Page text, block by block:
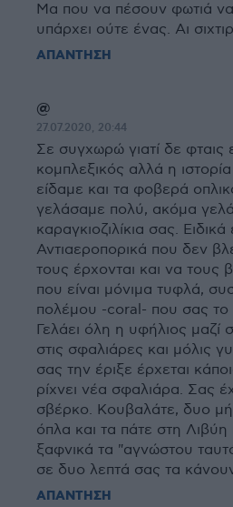
Μα που να πέσουν φωτιά
υπάρχει ούτε ένας. Αι
ΑΠΑΝΤΗΣΗ
@
27.07.2020, 20:44
Σε συγχωρώ γιατί δε φταις
κομπλεξικός αλλά η
είδαμε και τα φοβερά
γελάσαμε πολύ, ακόμα
καραγκιοζιλίκια σας.
Αντιαεροπορικά που δεν
τους έρχονται και να τους
που είναι μόνιμα τυφλά,
πολέμου -coral- που σας το
Γελάει όλη η υφήλιος μαζί
στις σφαλιάρες και μόλις
σας την έριξε έρχεται
ρίχνει νέα σφαλιάρα. Σας
σβέρκο. Κουβαλάτε, δυο
όπλα και τα πάτε στη Λιβύη
ξαφνικά τα "αγνώστου
σε δυο λεπτά σας τα
ΑΠΑΝΤΗΣΗ